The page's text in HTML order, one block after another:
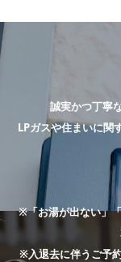
誠実かつ丁寧
LPガスや住まいに関
※「お湯が出ない」
※入退去に伴うご予